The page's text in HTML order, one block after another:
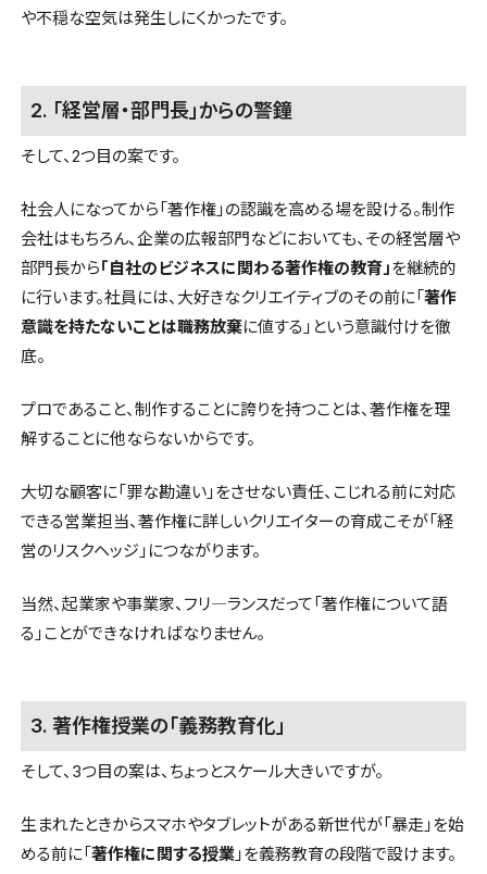
や不穏な空気は発生しにくかったです。
2. 「経営層・部門長」からの警鐘
そして、2つ目の案です。
社会人になってから「著作権」の認識を高める場を設ける。制作
会社はもちろん、企業の広報部門などにおいても、その経営層や
部門長から「自社のビジネスに関わる著作権の教育」を継続的
に行います。社員には、大好きなクリエイティブのその前に「著作
意識を持たないことは職務放棄に値する」という意識付けを徹
底。
プロであること、制作することに誇りを持つことは、著作権を理
解することに他ならないからです。
大切な顧客に「罪な勘違い」をさせない責任、こじれる前に対応
できる営業担当、著作権に詳しいクリエイターの育成こそが「経
営のリスクヘッジ」につながります。
当然、起業家や事業家、フリ―ランスだって「著作権について語
る」ことができなければなりません。
3. 著作権授業の「義務教育化」
そして、3つ目の案は、ちょっとスケール大きいですが。
生まれたときからスマホやタブレットがある新世代が「暴走」を始
める前に「著作権に関する授業 」を義務教育の段階で設けます。